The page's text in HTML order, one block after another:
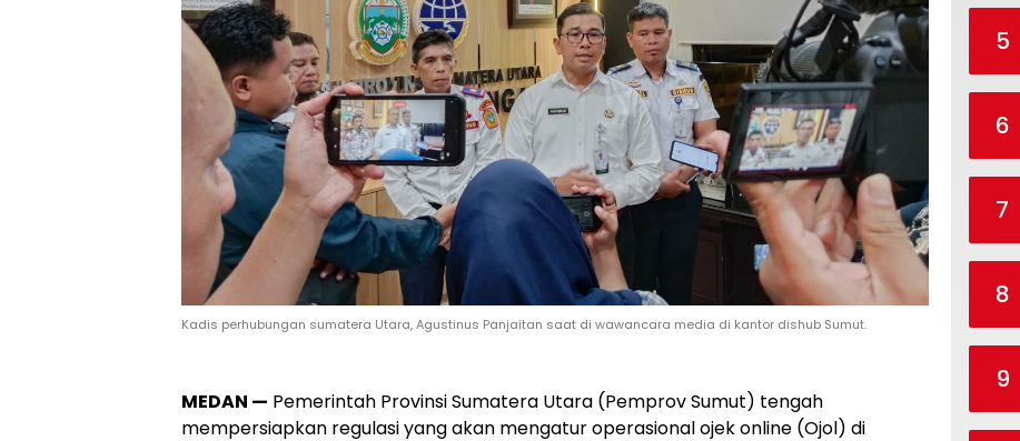
Kadis perhubungan sumatera Utara, Agustinus Panjaitan saat di wawancara media di kantor dishub Sumut.
MEDAN — Pemerintah Provinsi Sumatera Utara (Pemprov Sumut) tengah
mempersiapkan regulasi yang akan mengatur operasional ojek online (Ojol) di
5
6
7
8
9